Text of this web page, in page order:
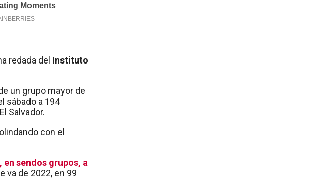
redada del Instituto
un grupo mayor de
sábado a 194
Salvador.
con el
sendos grupos, a
va de 2022, en 99